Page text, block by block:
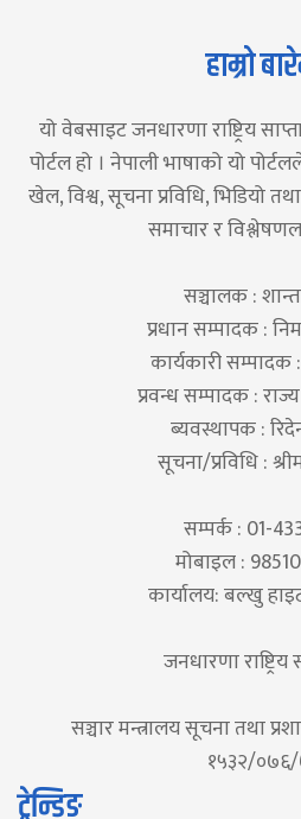
हाम्रो
यो वेबसाइट जनधारणा राष्ट्रिय
पोर्टल हो । नेपाली भाषाको यो
खेल, विश्व, सूचना प्रविधि, भिडियो
समाचार र
सञ्चालक :
प्रधान सम्पादक :
कार्यकारी सम्पादक
प्रवन्ध सम्पादक :
ब्यवस्थापक :
सूचना/प्रविधि :
सम्पर्क : 01-
मोबाइल :
कार्यालय: बल्खु
जनधारणा राष्ट्रिय
सञ्चार मन्त्रालय सूचना तथा
१५३२/
ट्रेन्डिङ